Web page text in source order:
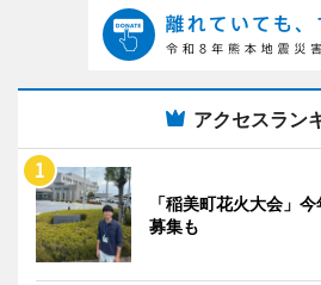
アクセスラン
「稲美町花火大会」
募集も